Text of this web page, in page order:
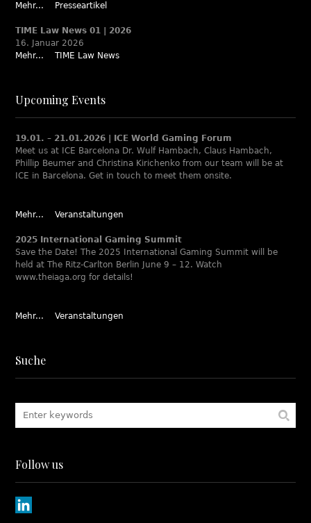
Mehr...
Presseartikel
TIME Law News 01 | 2026
16. Januar 2026
Mehr...
TIME Law News
Upcoming Events
19.01. – 21.01.2026 | ICE World Gaming Forum
Meet us at ICE Barcelona Dr. Wulf Hambach, Claus Hambach,
Phillip Beumer and Christina Kirichenko from our team will be at
ICE in Barcelona. Get in touch to meet them onsite.
Mehr... Veranstaltungen
2025 International Gaming Summit
Save the Date! The 2025 International Gaming Summit will be
held at The Ritz-Carlton Berlin June 9 – 12. Watch
www.theiaga.org for details!
Mehr... Veranstaltungen
Suche
Follow us